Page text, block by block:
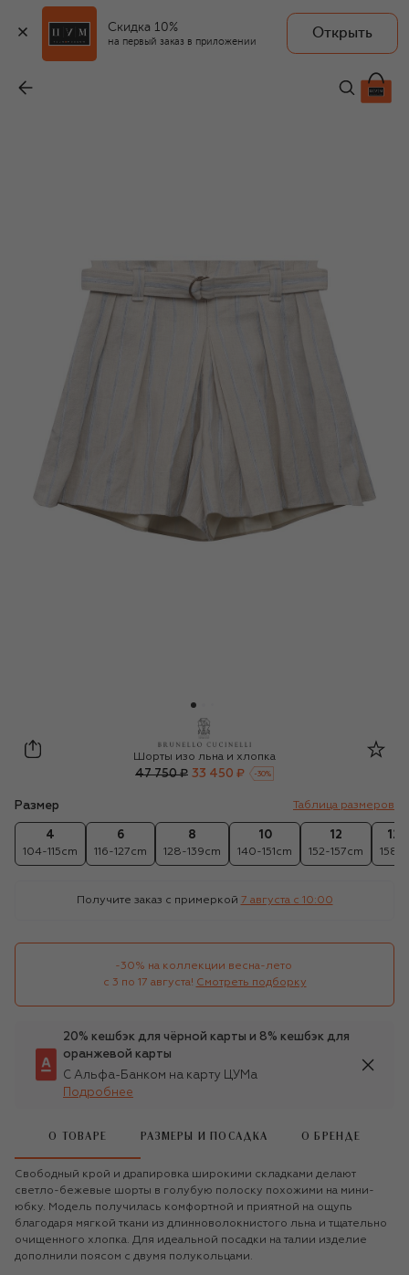
Скидка 10%
на первый заказ в приложении
Открыть
33 450 ₽
Brunello Cucinelli
Шорты изо льна и хлопка
47 750 ₽ 33 450 ₽ -30%
Размер Таблица размеров
4
104-115cm
6
116-127cm
8
128-139cm
10
140-151cm
12
152-157cm
12+
Получите заказ с примеркой 7 августа c 10:00
-30% на коллекции весна-лето
с 3 по 17 августа! Смотреть подборку
20% кешбэк для чёрной карты и 8% кешбэк для
оранжевой карты
С Альфа-Банком на карту ЦУМа
Подробнее
О ТОВАРЕ РАЗМЕРЫ И ПОСАДКА О БРЕНДЕ
Свободный крой и драпировка широкими складками делают
светло-бежевые шорты в голубую полоску похожими на мини-
юбку. Модель получилась комфортной и приятной на ощупь
благодаря мягкой ткани из длинноволокнистого льна и тщательно
очищенного хлопка. Для идеальной посадки на талии изделие
дополнили поясом с двумя полукольцами.